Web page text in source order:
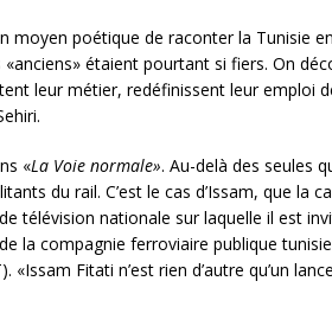
moyen poétique de raconter la Tunisie
étaient pourtant si fiers. On
leur métier, redéfinissent leur emploi
«La Voie normale». Au-delà des seules
du rail. C’est le cas d’Issam, que la
télévision nationale sur laquelle il est
la compagnie ferroviaire publique
Fitati n’est rien d’autre qu’un